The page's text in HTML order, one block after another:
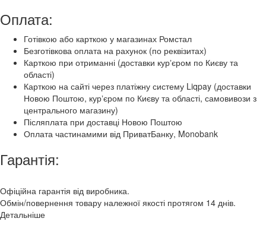
Оплата:
Готівкою або карткою у магазинах Ромстал
Безготівкова оплата на рахунок (по реквізитах)
Карткою при отриманні (доставки курʼєром по Києву та
області)
Карткою на сайті через платіжну систему Liqpay (доставки
Новою Поштою, курʼєром по Києву та області, самовивози з
центрального магазину)
Післяплата при доставці Новою Поштою
Оплата частинамими від ПриватБанку, Monobank
Гарантія:
Офіційна гарантія від виробника.
Обмін/повернення товару належної якості протягом 14 днів.
Детальніше